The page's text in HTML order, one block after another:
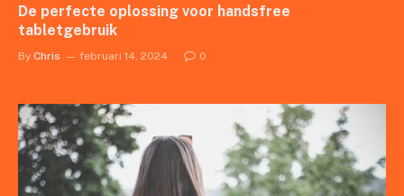
De perfecte oplossing voor handsfree
tabletgebruik
By Chris februari 14, 2024 0